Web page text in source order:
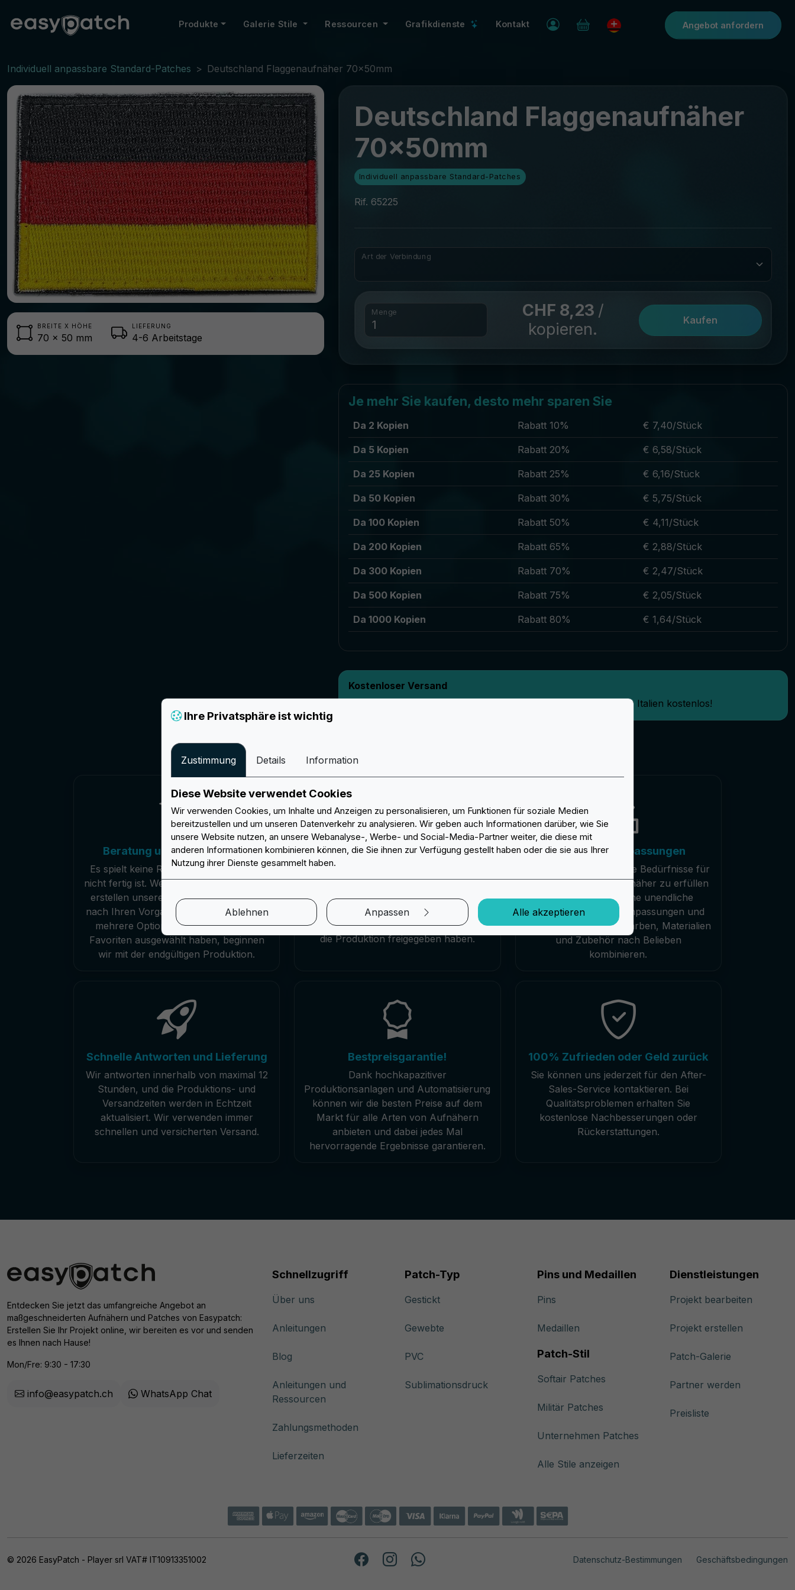
Produkte Galerie Stile Ressourcen Grafikdienste Kontakt Angebot anfordern
Individuell anpassbare Standard-Patches Deutschland Flaggenaufnäher 70x50mm
BREITE X HÖHE
70 x 50 mm
LIEFERUNG
4-6 Arbeitstage
Deutschland Flaggenaufnäher
70x50mm
Individuell anpassbare Standard-Patches
Rif. 65225
Art der Verbindung
Menge CHF 8,23 /
kopieren.
Kaufen
Je mehr Sie kaufen, desto mehr sparen Sie
Da 2 Kopien Rabatt 10% € 7,40/Stück
Da 5 Kopien Rabatt 20% € 6,58/Stück
Da 25 Kopien Rabatt 25% € 6,16/Stück
Da 50 Kopien Rabatt 30% € 5,75/Stück
Da 100 Kopien Rabatt 50% € 4,11/Stück
Da 200 Kopien Rabatt 65% € 2,88/Stück
Da 300 Kopien Rabatt 70% € 2,47/Stück
Da 500 Kopien Rabatt 75% € 2,05/Stück
Da 1000 Kopien Rabatt 80% € 1,64/Stück
Kostenloser Versand
Ab einem Bestellwert von 199 erhalten Sie den Versand in ganz Italien kostenlos!
Beratung und Grafikservice
Es spielt keine Rolle, ob Ihr Logo noch
nicht fertig ist. Wenn Sie eine Idee haben,
erstellen unsere Designer die Grafiken
nach Ihren Vorgaben. Wir senden Ihnen
mehrere Optionen: Sobald Sie Ihren
Favoriten ausgewählt haben, beginnen
wir mit der endgültigen Produktion.
Kostenloses Muster und
Sie erhalten ein kostenloses Mustersbild
vor der Produktion, nachdem Ihre
Bestellung bestätigt wurde. Wir nehmen
Änderungen vor, bis Sie das Muster für
die Produktion freigegeben haben.
Unendliche Anpassungen
Wir sind hier, um all Ihre Bedürfnisse für
maßgeschneiderte Aufnäher zu erfüllen
und bieten Ihnen eine unendliche
Auswahl an Typen, Anpassungen und
Zubehör. Sie können Farben, Materialien
und Zubehör nach Belieben
kombinieren.
Schnelle Antworten und Lieferung
Wir antworten innerhalb von maximal 12
Stunden, und die Produktions- und
Versandzeiten werden in Echtzeit
aktualisiert. Wir verwenden immer
schnellen und versicherten Versand.
Bestpreisgarantie!
Dank hochkapazitiver
Produktionsanlagen und Automatisierung
können wir die besten Preise auf dem
Markt für alle Arten von Aufnähern
anbieten und dabei jedes Mal
hervorragende Ergebnisse garantieren.
100% Zufrieden oder Geld zurück
Sie können uns jederzeit für den After-
Sales-Service kontaktieren. Bei
Qualitätsproblemen erhalten Sie
kostenlose Nachbesserungen oder
Rückerstattungen.
Entdecken Sie jetzt das umfangreiche Angebot an
maßgeschneiderten Aufnähern und Patches von Easypatch:
Erstellen Sie Ihr Projekt online, wir bereiten es vor und senden
es Ihnen nach Hause!
Mon/Fre: 9:30 - 17:30
info@easypatch.ch WhatsApp Chat
Schnellzugriff
Über uns
Anleitungen
Blog
Anleitungen und
Ressourcen
Zahlungsmethoden
Lieferzeiten
Patch-Typ
Gestickt
Gewebte
PVC
Sublimationsdruck
Pins und Medaillen
Pins
Medaillen
Patch-Stil
Softair Patches
Militär Patches
Unternehmen Patches
Alle Stile anzeigen
Dienstleistungen
Projekt bearbeiten
Projekt erstellen
Patch-Galerie
Partner werden
Preisliste
© 2026 EasyPatch - Player srl VAT# IT10913351002 Datenschutz-Bestimmungen Geschäftsbedingungen
Ihre Privatsphäre ist wichtig
Zustimmung Details Information
Diese Website verwendet Cookies
Wir verwenden Cookies, um Inhalte und Anzeigen zu personalisieren, um Funktionen für soziale Medien
bereitzustellen und um unseren Datenverkehr zu analysieren. Wir geben auch Informationen darüber, wie Sie
unsere Website nutzen, an unsere Webanalyse-, Werbe- und Social-Media-Partner weiter, die diese mit
anderen Informationen kombinieren können, die Sie ihnen zur Verfügung gestellt haben oder die sie aus Ihrer
Nutzung ihrer Dienste gesammelt haben.
Alle akzeptieren
Anpassen
Ablehnen